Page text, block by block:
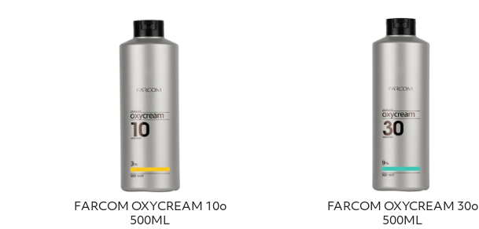
FΑRCΟΜ ΟΧΥCRΕΑΜ 10ο
500ΜL
FARCOM OXYCREAM 30ο
500ML